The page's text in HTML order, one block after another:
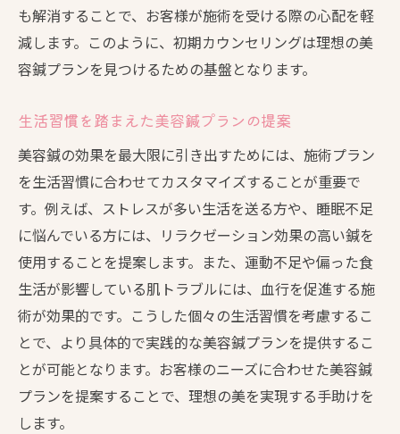
も解消することで、お客様が施術を受ける際の心配を軽
減します。このように、初期カウンセリングは理想の美
容鍼プランを見つけるための基盤となります。
生活習慣を踏まえた美容鍼プランの提案
美容鍼の効果を最大限に引き出すためには、施術プラン
を生活習慣に合わせてカスタマイズすることが重要で
す。例えば、ストレスが多い生活を送る方や、睡眠不足
に悩んでいる方には、リラクゼーション効果の高い鍼を
使用することを提案します。また、運動不足や偏った食
生活が影響している肌トラブルには、血行を促進する施
術が効果的です。こうした個々の生活習慣を考慮するこ
とで、より具体的で実践的な美容鍼プランを提供するこ
とが可能となります。お客様のニーズに合わせた美容鍼
プランを提案することで、理想の美を実現する手助けを
します。